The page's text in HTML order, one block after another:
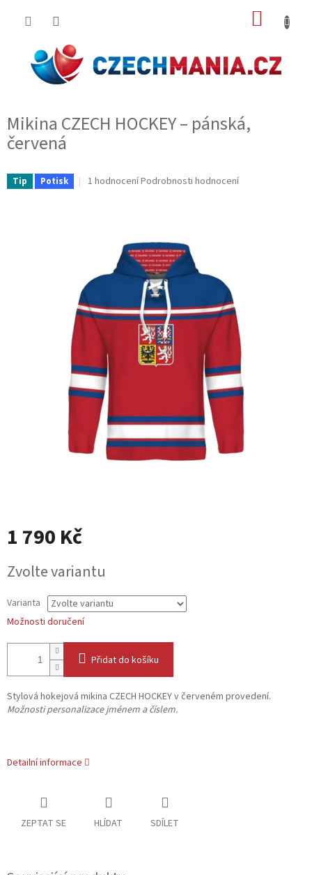
Mikina CZECH HOCKEY – pánská,
červená
Tip Potisk
Průměrné
hvězdiček.
1 hodnoceníPodrobnosti hodnocení
1 790 Kč
cena:
Zvolte variantu
Varianta
Možnosti doručení
Přidat do košíku
Stylová hokejová mikina CZECH HOCKEY v červeném provedení.
Možnosti personalizace jménem a číslem.
Detailní informace
ZEPTAT SE HLÍDAT SDÍLET